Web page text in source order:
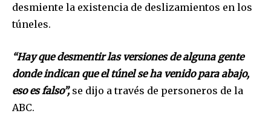
desmiente la existencia de deslizamientos en los
túneles.
“Hay que desmentir las versiones de alguna gente
donde indican que el túnel se ha venido para abajo,
eso es falso”,se dijo a través de personeros de la
ABC.